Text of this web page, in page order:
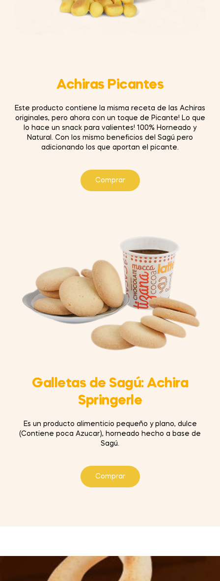
Achiras Picantes
Este producto contiene la misma receta de las Achiras
originales, pero ahora con un toque de Picante! Lo que
lo hace un snack para valientes! 100% Horneado y
Natural. Con los mismo beneﬁcios del Sagú pero
adicionando los que aportan el picante.
Comprar
Galletas de Sagú: Achira
Springerle
Es un producto alimenticio pequeño y plano, dulce
(Contiene poca Azucar), horneado hecho a base de
Sagú.
Comprar